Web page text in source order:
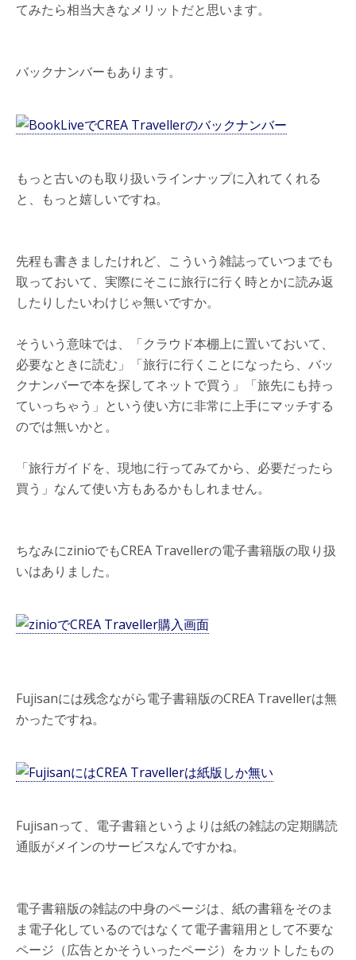
てみたら相当大きなメリットだと思います。
バックナンバーもあります。
もっと古いのも取り扱いラインナップに入れてくれる
と、もっと嬉しいですね。
先程も書きましたけれど、こういう雑誌っていつまでも
取っておいて、実際にそこに旅行に行く時とかに読み返
したりしたいわけじゃ無いですか。
そういう意味では、「クラウド本棚上に置いておいて、
必要なときに読む」「旅行に行くことになったら、バッ
クナンバーで本を探してネットで買う」「旅先にも持っ
ていっちゃう」という使い方に非常に上手にマッチする
のでは無いかと。
「旅行ガイドを、現地に行ってみてから、必要だったら
買う」なんて使い方もあるかもしれません。
ちなみにzinioでもCREA Travellerの電子書籍版の取り扱
いはありました。
Fujisanには残念ながら電子書籍版のCREA Travellerは無
かったですね。
Fujisanって、電子書籍というよりは紙の雑誌の定期購読
通販がメインのサービスなんですかね。
電子書籍版の雑誌の中身のページは、紙の書籍をそのま
ま電子化しているのではなくて電子書籍用として不要な
ページ（広告とかそういったページ）をカットしたもの